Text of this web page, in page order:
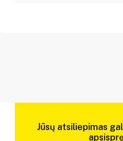
Jūsų atsiliepimas